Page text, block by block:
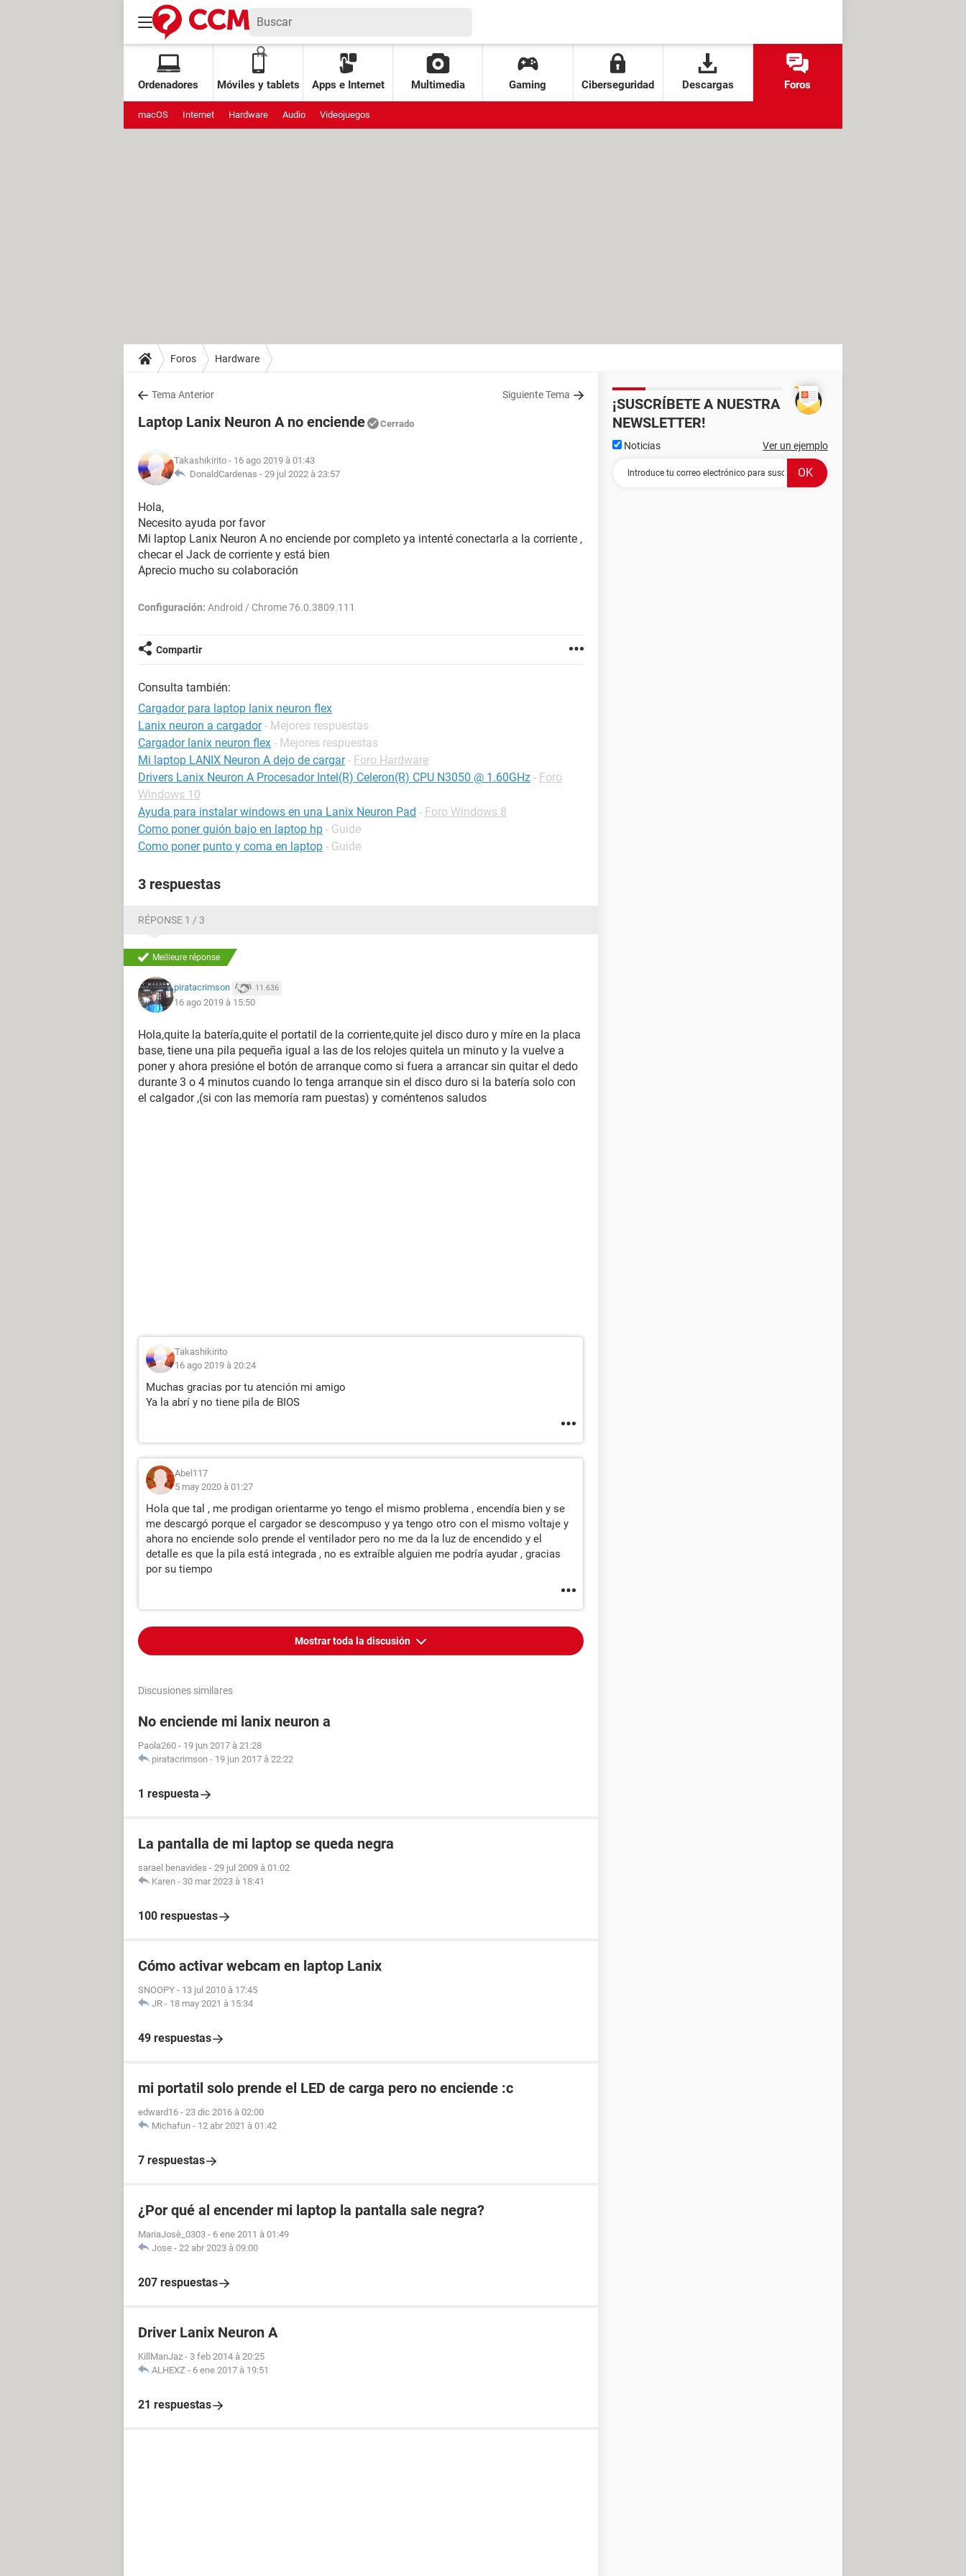
Ordenadores Móviles y tablets Apps e Internet Multimedia Gaming Ciberseguridad Descargas Foros
macOS Internet Hardware Audio Videojuegos
Foros Hardware
Tema Anterior Siguiente Tema
Laptop Lanix Neuron A no enciende Cerrado
Takashikirito - 16 ago 2019 à 01:43
DonaldCardenas - 29 jul 2022 à 23:57
Hola,
Necesito ayuda por favor
Mi laptop Lanix Neuron A no enciende por completo ya intenté conectarla a la corriente ,
checar el Jack de corriente y está bien
Aprecio mucho su colaboración
Configuración: Android / Chrome 76.0.3809.111
Compartir
Consulta también:
Cargador para laptop lanix neuron flex
Lanix neuron a cargador - Mejores respuestas
Cargador lanix neuron flex - Mejores respuestas
Mi laptop LANIX Neuron A dejo de cargar - Foro Hardware
Drivers Lanix Neuron A Procesador Intel(R) Celeron(R) CPU N3050 @ 1.60GHz - Foro
Windows 10
Ayuda para instalar windows en una Lanix Neuron Pad - Foro Windows 8
Como poner guión bajo en laptop hp - Guide
Como poner punto y coma en laptop - Guide
3 respuestas
RÉPONSE 1 / 3
Meilleure réponse
piratacrimson 11.636
16 ago 2019 à 15:50
Hola,quite la batería,quite el portatil de la corriente,quite jel disco duro y míre en la placa
base, tiene una pila pequeña igual a las de los relojes quitela un minuto y la vuelve a
poner y ahora presióne el botón de arranque como si fuera a arrancar sin quitar el dedo
durante 3 o 4 minutos cuando lo tenga arranque sin el disco duro si la batería solo con
el calgador ,(si con las memoría ram puestas) y coméntenos saludos
Takashikirito
16 ago 2019 à 20:24
Muchas gracias por tu atención mi amigo
Ya la abrí y no tiene pila de BIOS
Abel117
5 may 2020 à 01:27
Hola que tal , me prodigan orientarme yo tengo el mismo problema , encendía bien y se
me descargó porque el cargador se descompuso y ya tengo otro con el mismo voltaje y
ahora no enciende solo prende el ventilador pero no me da la luz de encendido y el
detalle es que la pila está integrada , no es extraíble alguien me podría ayudar , gracias
por su tiempo
Mostrar toda la discusión
Discusiones similares
No enciende mi lanix neuron a
Paola260 - 19 jun 2017 à 21:28
piratacrimson - 19 jun 2017 à 22:22
1 respuesta
La pantalla de mi laptop se queda negra
sarael benavides - 29 jul 2009 à 01:02
Karen - 30 mar 2023 à 18:41
100 respuestas
Cómo activar webcam en laptop Lanix
SNOOPY - 13 jul 2010 à 17:45
JR - 18 may 2021 à 15:34
49 respuestas
mi portatil solo prende el LED de carga pero no enciende :c
edward16 - 23 dic 2016 à 02:00
Michafun - 12 abr 2021 à 01:42
7 respuestas
¿Por qué al encender mi laptop la pantalla sale negra?
MariaJosè_0303 - 6 ene 2011 à 01:49
Jose - 22 abr 2023 à 09:00
207 respuestas
Driver Lanix Neuron A
KillManJaz - 3 feb 2014 à 20:25
ALHEXZ - 6 ene 2017 à 19:51
21 respuestas
¡SUSCRÍBETE A NUESTRA
NEWSLETTER!
Noticias Ver un ejemplo